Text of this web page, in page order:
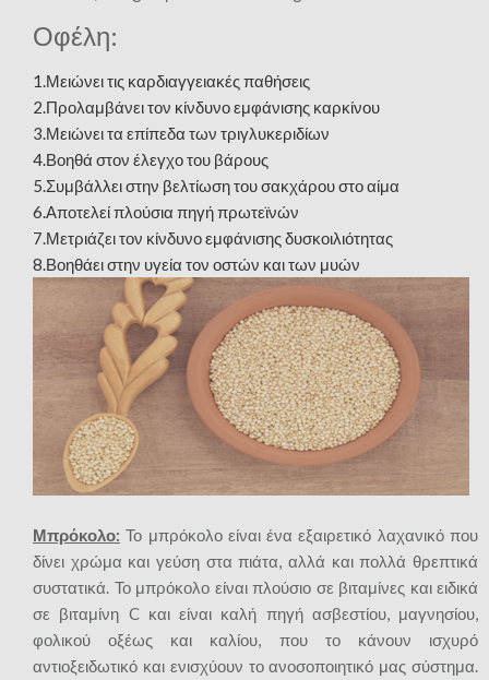
Οφέλη:
1.Μειώνει τις καρδιαγγειακές παθήσεις
2.Προλαμβάνει τον κίνδυνο εμφάνισης καρκίνου
3.Μειώνει τα επίπεδα των τριγλυκεριδίων
4.Βοηθά στον έλεγχο του βάρους
5.Συμβάλλει στην βελτίωση του σακχάρου στο αίμα
6.Αποτελεί πλούσια πηγή πρωτεϊνών
7.Μετριάζει τον κίνδυνο εμφάνισης δυσκοιλιότητας
8.Βοηθάει στην υγεία τον οστών και των μυών
Μπρόκολο: Το μπρόκολο είναι ένα εξαιρετικό λαχανικό που
δίνει χρώμα και γεύση στα πιάτα, αλλά και πολλά θρεπτικά
συστατικά. Το μπρόκολο είναι πλούσιο σε βιταμίνες και ειδικά
σε βιταμίνη C και είναι καλή πηγή ασβεστίου, μαγνησίου,
φολικού οξέως και καλίου, που το κάνουν ισχυρό
αντιοξειδωτικό και ενισχύουν το ανοσοποιητικό μας σύστημα.